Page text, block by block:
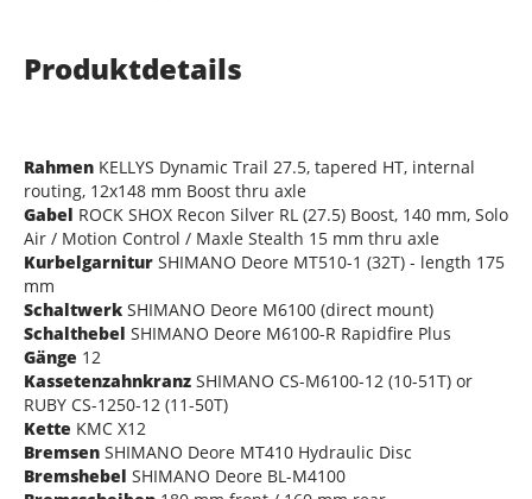
Produktdetails
Rahmen KELLYS Dynamic Trail 27.5, tapered HT, internal
routing, 12x148 mm Boost thru axle
Gabel ROCK SHOX Recon Silver RL (27.5) Boost, 140 mm, Solo
Air / Motion Control / Maxle Stealth 15 mm thru axle
Kurbelgarnitur SHIMANO Deore MT510-1 (32T) - length 175
mm
Schaltwerk SHIMANO Deore M6100 (direct mount)
Schalthebel SHIMANO Deore M6100-R Rapidfire Plus
Gänge 12
Kassetenzahnkranz SHIMANO CS-M6100-12 (10-51T) or
RUBY CS-1250-12 (11-50T)
Kette KMC X12
Bremsen SHIMANO Deore MT410 Hydraulic Disc
Bremshebel SHIMANO Deore BL-M4100